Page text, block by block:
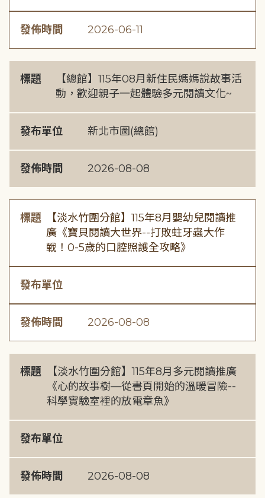
發佈時間 2026-06-11
標題
【總館】115年08月新住民媽媽說故事活
動，歡迎親子一起體驗多元閱讀文化~
發布單位 新北市圖(總館)
發佈時間 2026-08-08
標題
【淡水竹圍分館】115年8月嬰幼兒閱讀推
廣《寶貝閱讀大世界--打敗蛀牙蟲大作
戰！0-5歲的口腔照護全攻略》
發布單位
發佈時間 2026-08-08
標題
【淡水竹圍分館】115年8月多元閱讀推廣
《心的故事樹—從書頁開始的溫暖冒險--
科學實驗室裡的放電章魚》
發布單位
發佈時間 2026-08-08